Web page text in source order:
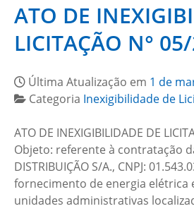
ATO DE
LICITAÇÃO N°
Última Atualização em 1 de
Categoria Inexigibilidade de
ATO DE INEXIGIBILIDADE DE
Objeto: referente à contratação
DISTRIBUIÇÃO S/A., CNPJ:
fornecimento de energia elétrica
unidades administrativas